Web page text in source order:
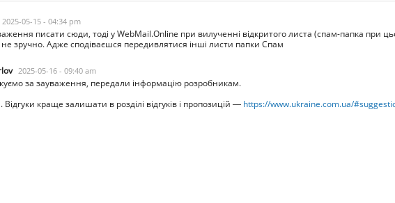
2025-05-15 - 04:34 pm
писати сюди, тоді у WebMail.Online при вилученні відкритого листа (спам-папка при
не зручно. Адже сподіваєшся передивлятися інші листи папки Спам
2025-05-16 - 09:40 am
за зауваження, передали інформацію розробникам.
Відгуки краще залишати в розділі відгуків і пропозицій — https://www.ukraine.com.ua/